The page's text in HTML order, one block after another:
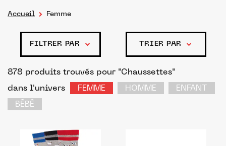
Accueil Femme
FILTRER PAR TRIER PAR
878 produits trouvés pour "Chaussettes"
dans l'univers
FEMME HOMME
ENFANT
BÉBÉ